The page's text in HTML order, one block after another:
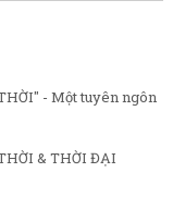
- Một tuyên ngôn
& THỜI ĐẠI